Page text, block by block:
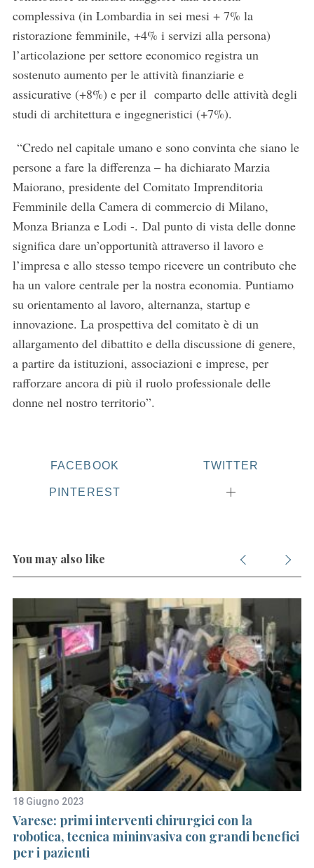
complessiva (in Lombardia in sei mesi + 7% la
ristorazione femminile, +4% i servizi alla persona)
l’articolazione per settore economico registra un
sostenuto aumento per le attività finanziarie e
assicurative (+8%) e per il comparto delle attività degli
studi di architettura e ingegneristici (+7%).
“Credo nel capitale umano e sono convinta che siano le
persone a fare la differenza – ha dichiarato Marzia
Maiorano, presidente del Comitato Imprenditoria
Femminile della Camera di commercio di Milano,
Monza Brianza e Lodi -. Dal punto di vista delle donne
significa dare un’opportunità attraverso il lavoro e
l’impresa e allo stesso tempo ricevere un contributo che
ha un valore centrale per la nostra economia. Puntiamo
su orientamento al lavoro, alternanza, startup e
innovazione. La prospettiva del comitato è di un
allargamento del dibattito e della discussione di genere,
a partire da istituzioni, associazioni e imprese, per
rafforzare ancora di più il ruolo professionale delle
donne nel nostro territorio”.
FACEBOOK TWITTER
PINTEREST
You may also like
18 Giugno 2023
Varese: primi interventi chirurgici con la
robotica, tecnica mininvasiva con grandi benefici
per i pazienti
e
a
r
f
o
r